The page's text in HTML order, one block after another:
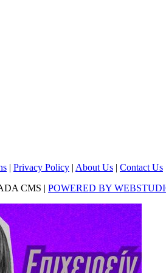
| Privacy Policy | About Us | Contact Us
CMS | POWERED BY